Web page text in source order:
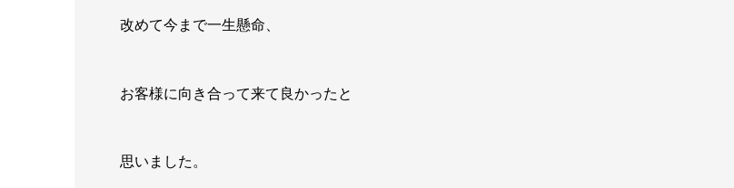
改めて今まで一生懸命、
お客様に向き合って来て良かったと
思いました。